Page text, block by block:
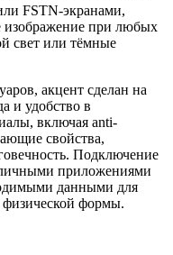
FSTN-экранами,
изображение при любых
свет или тёмные
акцент сделан на
и удобство в
включая anti-
свойства,
Подключение
приложениями
данными для
физической формы.